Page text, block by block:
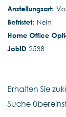
Nein
2538
Erhalten Sie
Suche